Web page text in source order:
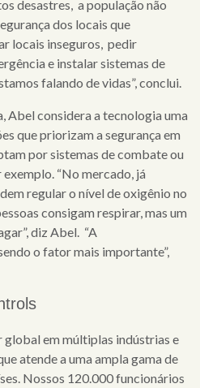
desastres, a população não
dos locais que
locais inseguros, pedir
e instalar sistemas de
falando de vidas”, conclui.
Abel considera a tecnologia uma
que priorizam a segurança em
por sistemas de combate ou
“No mercado, já
regular o nível de oxigênio no
consigam respirar, mas um
diz Abel. “A
o fator mais importante”,
global em múltiplas indústrias e
atende a uma ampla gama de
Nossos 120.000 funcionários